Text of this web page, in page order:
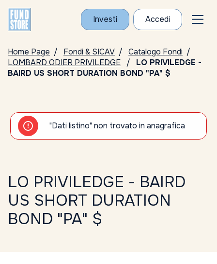
Investi Accedi
Home Page Fondi & SICAV
Catalogo Fondi
LOMBARD ODIER PRIVILEDGE
LO PRIVILEDGE -
BAIRD US SHORT DURATION BOND "PA" $
"Dati listino" non trovato in anagrafica
LO PRIVILEDGE - BAIRD
US SHORT DURATION
BOND "PA" $